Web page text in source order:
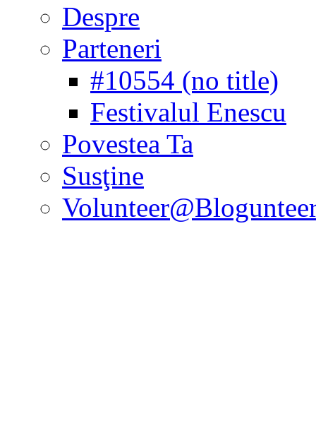
Despre
Parteneri
#10554 (no title)
Festivalul Enescu
Povestea Ta
Susţine